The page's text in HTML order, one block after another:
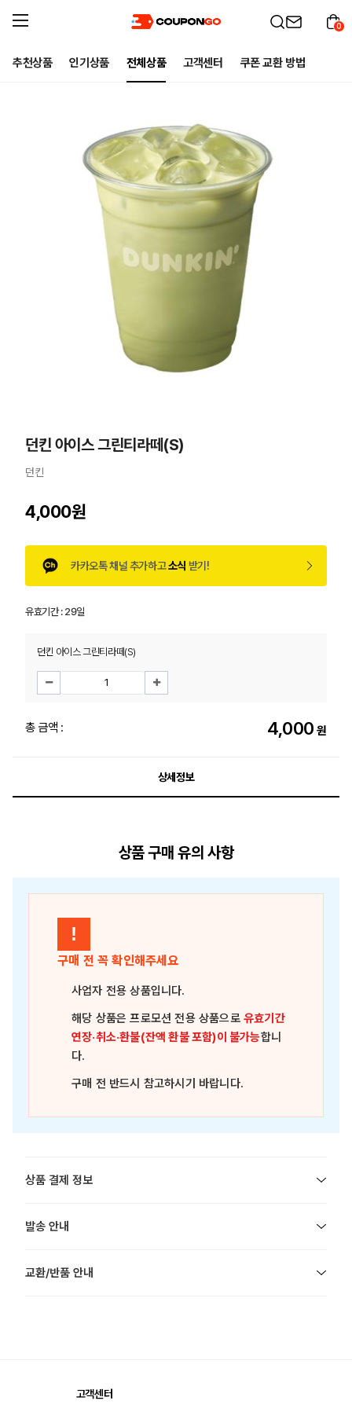
추천상품 인기상품 전체상품 고객센터 쿠폰 교환 방법
0
던킨 아이스 그린티라떼(S)
던킨
4,000원
카카오톡 채널 추가하고소식 받기!
유효기간 :29일
던킨 아이스 그린티라떼(S)
총 금액 : 4,000 원
상세정보
상품 구매 유의 사항
!
구매 전 꼭 확인해주세요
사업자 전용 상품입니다.
해당 상품은프로모션 전용 상품으로유효기간
연장·취소·환불(잔액 환불 포함)이 불가능합니
다.
구매 전 반드시 참고하시기 바랍니다.
상품 결제 정보
발송 안내
교환/반품 안내
고객센터